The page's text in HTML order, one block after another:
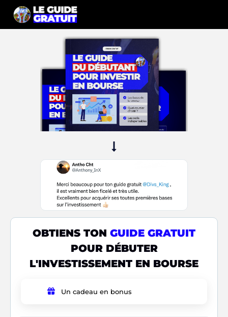
OBTIENS TON GUIDE GRATUIT
POUR DÉBUTER
L'INVESTISSEMENT EN BOURSE
Un cadeau en bonus